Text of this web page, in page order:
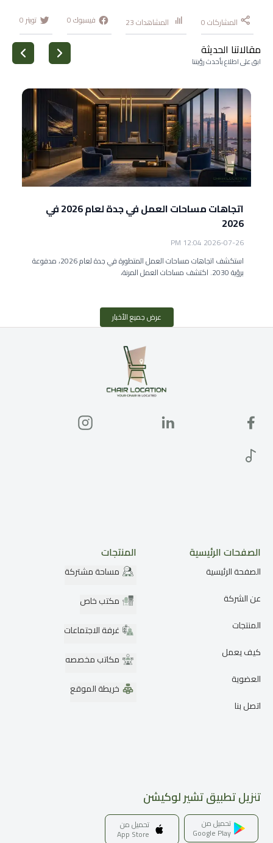
المشاركات0 المشاهدات23 فيسبوك0 تويتر 0
مقالاتنا الحديثة
ابق على اطلاع بأحدث رؤيتنا
اتجاهات مساحات العمل في جدة لعام 2026 في
2026
2026-07-26 12:04 PM
استكشف اتجاهات مساحات العمل المتطورة في جدة لعام 2026، مدفوعة
برؤية 2030. اكتشف مساحات العمل المرنة،
عرض جميع الأخبار
الصفحات الرئيسية
الصفحة الرئيسية
عن الشركة
المنتجات
كيف يعمل
العضوية
اتصل بنا
المنتجات
مساحة مشتركة
مكتب خاص
غرفة الاجتماعات
مكاتب مخصصه
خريطة الموقع
تنزيل تطبيق تشير لوكيشن
تحميل من
Google Play
تحميل من
App Store